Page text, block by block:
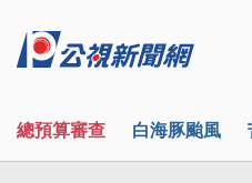
總預算審查 白海豚颱風